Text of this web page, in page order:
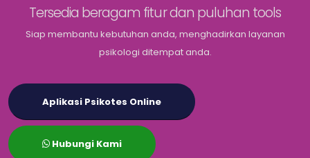
Tersedia beragam fitur dan puluhan tools
Siap membantu kebutuhan anda, menghadirkan layanan
psikologi ditempat anda.
Aplikasi Psikotes Online
Hubungi Kami